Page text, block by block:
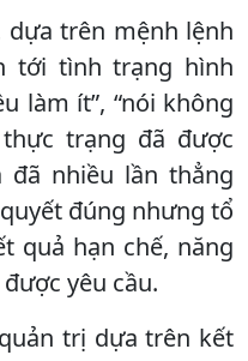
dựa trên mệnh lệnh
tới tình trạng hình
làm ít”, “nói không
trạng đã được
nhiều lần thẳng
đúng nhưng tổ
quả hạn chế, năng
yêu cầu.
trị dựa trên kết